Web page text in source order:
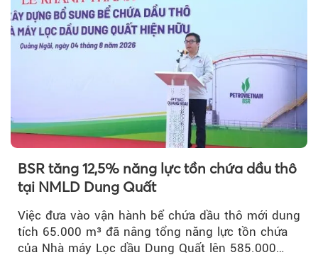
BSR tăng 12,5% năng lực tồn chứa dầu thô
tại NMLD Dung Quất
Việc đưa vào vận hành bể chứa dầu thô mới dung
tích 65.000 m³ đã nâng tổng năng lực tồn chứa
của Nhà máy Lọc dầu Dung Quất lên 585.000